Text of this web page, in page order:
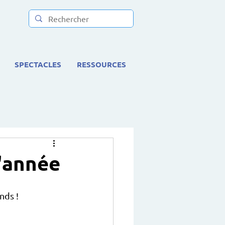
SPECTACLES RESSOURCES
!